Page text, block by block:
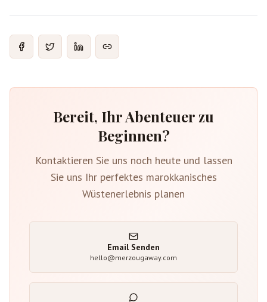
Bereit, Ihr Abenteuer zu
Beginnen?
Kontaktieren Sie uns noch heute und lassen
Sie uns Ihr perfektes marokkanisches
Wüstenerlebnis planen
Email Senden
hello@merzougaway.com